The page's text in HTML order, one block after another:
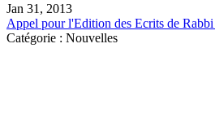
Jan 31, 2013
Appel pour l'Edition des Ecrits de
Catégorie : Nouvelles